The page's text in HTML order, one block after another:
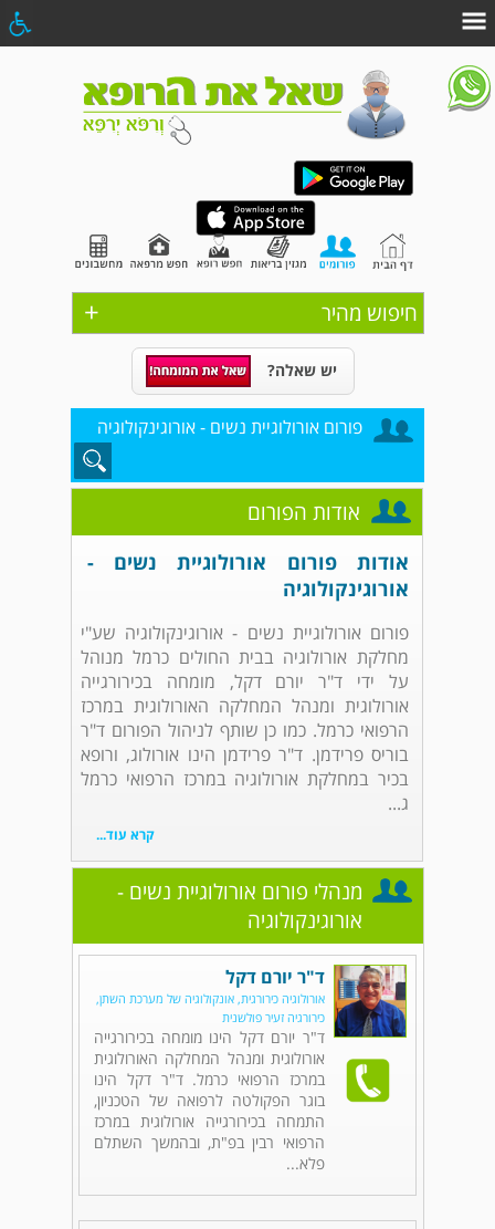
+ חיפוש מהיר
יש שאלה?
פורום אורולוגיית נשים - אורוגינקולוגיה
אודות הפורום
אודות פורום אורולוגיית נשים -
אורוגינקולוגיה
פורום אורולוגיית נשים - אורוגינקולוגיה שע"י
מחלקת אורולוגיה בבית החולים כרמל מנוהל
על ידי ד"ר יורם דקל, מומחה בכירורגייה
אורולוגית ומנהל המחלקה האורולוגית במרכז
הרפואי כרמל. כמו כן שותף לניהול הפורום ד"ר
בוריס פרידמן. ד"ר פרידמן הינו אורולוג, ורופא
בכיר במחלקת אורולוגיה במרכז הרפואי כרמל
ג...
קרא עוד...
מנהלי פורום אורולוגיית נשים -
אורוגינקולוגיה
ד"ר יורם דקל
אורולוגיה כירורגית, אונקולוגיה של מערכת השתן,
כירורגיה זעיר פולשנית
ד"ר יורם דקל הינו מומחה בכירורגייה
אורולוגית ומנהל המחלקה האורולוגית
במרכז הרפואי כרמל. ד"ר דקל הינו
בוגר הפקולטה לרפואה של הטכניון,
התמחה בכירורגייה אורולוגית במרכז
הרפואי רבין בפ"ת, ובהמשך השתלם
פלא...